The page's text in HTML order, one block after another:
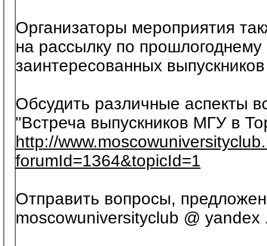
Организаторы мероприятия
на рассылку по прошлогоднему
заинтересованных
Обсудить различные аспекты
"Встреча выпускников МГУ в
http://
forumId=1364&topicId=1
Отправить вопросы,
moscowuniversityclub @ yandex